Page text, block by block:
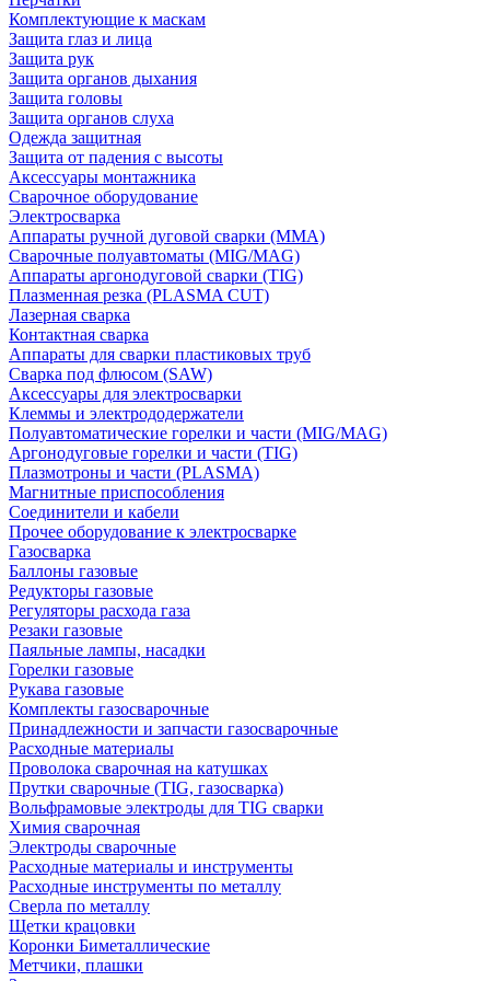
Комплектующие к маскам
Защита глаз и лица
Защита рук
Защита органов дыхания
Защита головы
Защита органов слуха
Одежда защитная
Защита от падения с высоты
Аксессуары монтажника
Сварочное оборудование
Электросварка
Аппараты ручной дуговой сварки (MMA)
Сварочные полуавтоматы (MIG/MAG)
Аппараты аргонодуговой сварки (TIG)
Плазменная резка (PLASMA CUT)
Лазерная сварка
Контактная сварка
Аппараты для сварки пластиковых труб
Сварка под флюсом (SAW)
Аксессуары для электросварки
Клеммы и электрододержатели
Полуавтоматические горелки и части (MIG/MAG)
Аргонодуговые горелки и части (TIG)
Плазмотроны и части (PLASMA)
Магнитные приспособления
Соединители и кабели
Прочее оборудование к электросварке
Газосварка
Баллоны газовые
Редукторы газовые
Регуляторы расхода газа
Резаки газовые
Паяльные лампы, насадки
Горелки газовые
Рукава газовые
Комплекты газосварочные
Принадлежности и запчасти газосварочные
Расходные материалы
Проволока сварочная на катушках
Прутки сварочные (TIG, газосварка)
Вольфрамовые электроды для TIG сварки
Химия сварочная
Электроды сварочные
Расходные материалы и инструменты
Расходные инструменты по металлу
Сверла по металлу
Щетки крацовки
Коронки Биметаллические
Метчики, плашки